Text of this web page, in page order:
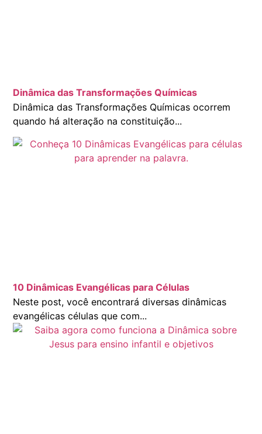
Dinâmica das Transformações Químicas
Dinâmica das Transformações Químicas ocorrem
quando há alteração na constituição...
10 Dinâmicas Evangélicas para Células
Neste post, você encontrará diversas dinâmicas
evangélicas células que com...